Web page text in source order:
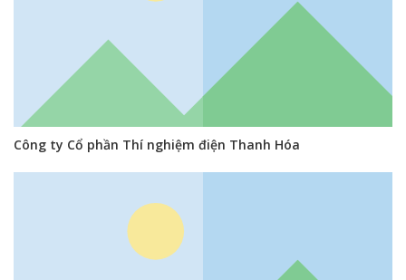
Công ty Cổ phần Thí nghiệm điện Thanh Hóa